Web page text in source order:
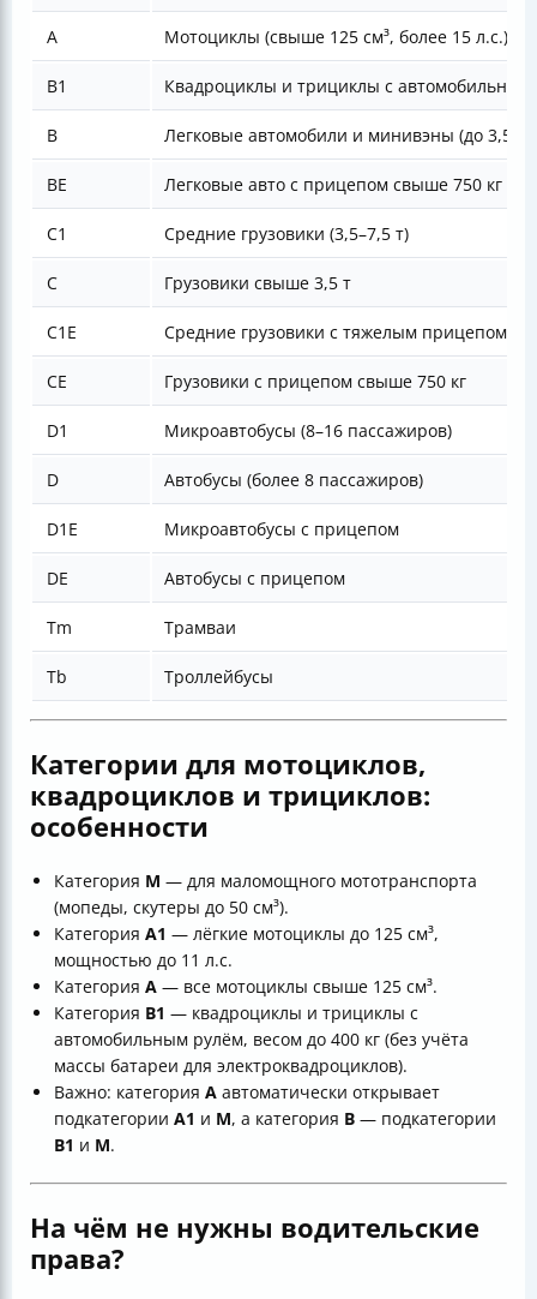
А Мотоциклы (свыше 125 см³, более 15 л.с.)
В1 Квадроциклы и трициклы с автомобильным
В Легковые автомобили и минивэны (до 3,5 т,
BE Легковые авто с прицепом свыше 750 кг
С1 Средние грузовики (3,5–7,5 т)
С Грузовики свыше 3,5 т
C1E Средние грузовики с тяжелым прицепом
CE Грузовики с прицепом свыше 750 кг
D1 Микроавтобусы (8–16 пассажиров)
D Автобусы (более 8 пассажиров)
D1E Микроавтобусы с прицепом
DE Автобусы с прицепом
Tm Трамваи
Tb Троллейбусы
Категории для мотоциклов,
квадроциклов и трициклов:
особенности
Категория М — для маломощного мототранспорта
(мопеды, скутеры до 50 см³).
Категория А1 — лёгкие мотоциклы до 125 см³,
мощностью до 11 л.с.
Категория А — все мотоциклы свыше 125 см³.
Категория В1 — квадроциклы и трициклы с
автомобильным рулём, весом до 400 кг (без учёта
массы батареи для электроквадроциклов).
Важно: категория А автоматически открывает
подкатегории А1 и М, а категория В — подкатегории
В1 и М.
На чём не нужны водительские
права?